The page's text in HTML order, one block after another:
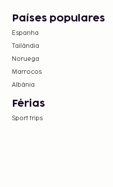
Países populares
Espanha
Tailândia
Noruega
Marrocos
Albânia
Férias
Sport trips